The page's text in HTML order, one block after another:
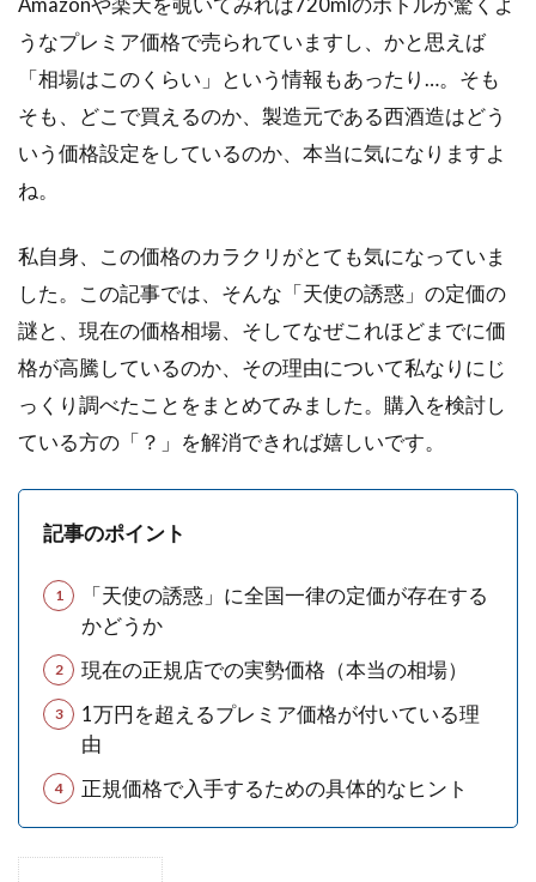
うなプレミア価格で売られていますし、かと思えば
「相場はこのくらい」という情報もあったり…。そも
そも、どこで買えるのか、製造元である西酒造はどう
いう価格設定をしているのか、本当に気になりますよ
ね。
私自身、この価格のカラクリがとても気になっていま
した。この記事では、そんな「天使の誘惑」の定価の
謎と、現在の価格相場、そしてなぜこれほどまでに価
格が高騰しているのか、その理由について私なりにじ
っくり調べたことをまとめてみました。購入を検討し
ている方の「？」を解消できれば嬉しいです。
記事のポイント
「天使の誘惑」に全国一律の定価が存在する
かどうか
現在の正規店での実勢価格（本当の相場）
1万円を超えるプレミア価格が付いている理
由
正規価格で入手するための具体的なヒント